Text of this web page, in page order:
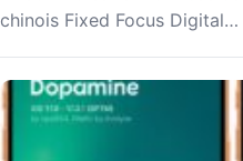
chinois Fixed Focus Digital…